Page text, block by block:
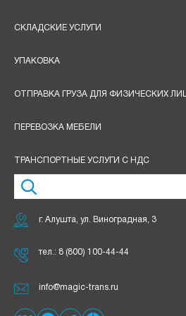
СКЛАДСКИЕ УСЛУГИ
УПАКОВКА
ОТПРАВКА ГРУЗА ДЛЯ ФИЗИЧЕСКИХ ЛИЦ
ПЕРЕВОЗКА МЕБЕЛИ
ТРАНСПОРТНЫЕ УСЛУГИ С НДС
г. Алушта, ул. Виноградная, 3
тел.: 8 (800) 100-44-44
info@magic-trans.ru